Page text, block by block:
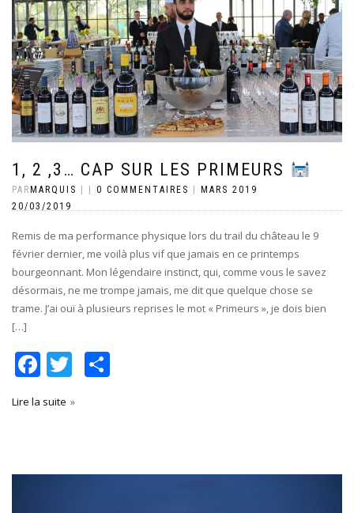
1, 2 ,3… CAP SUR LES PRIMEURS
PARMARQUIS |
20/03/2019
| 0 COMMENTAIRES | MARS 2019
Remis de ma performance physique lors du trail du château le 9
février dernier, me voilà plus vif que jamais en ce printemps
bourgeonnant. Mon légendaire instinct, qui, comme vous le savez
désormais, ne me trompe jamais, me dit que quelque chose se
trame. J’ai ouï à plusieurs reprises le mot « Primeurs », je dois bien
[…]
Facebook
Twitter
Lire la suite